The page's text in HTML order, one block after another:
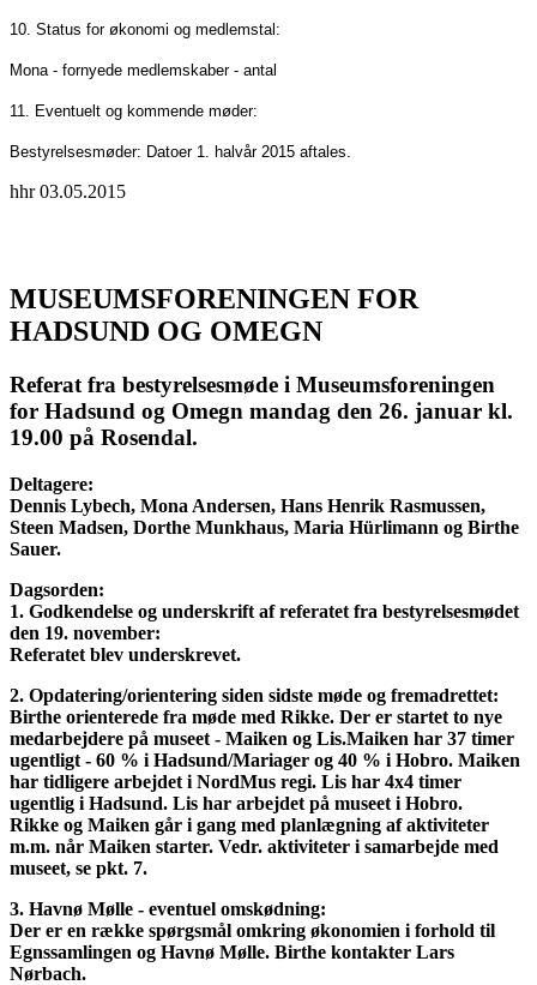
10. Status for økonomi og medlemstal:
Mona - fornyede medlemskaber - antal
11. Eventuelt og kommende møder:
Bestyrelsesmøder: Datoer 1. halvår 2015 aftales.
hhr 03.05.2015
MUSEUMSFORENINGEN FOR
HADSUND OG OMEGN
Referat fra bestyrelsesmøde i Museumsforeningen
for Hadsund og Omegn mandag den 26. januar kl.
19.00 på Rosendal.
Deltagere:
Dennis Lybech, Mona Andersen, Hans Henrik Rasmussen,
Steen Madsen, Dorthe Munkhaus, Maria Hürlimann og Birthe
Sauer.
Dagsorden:
1. Godkendelse og underskrift af referatet fra bestyrelsesmødet
den 19. november:
Referatet blev underskrevet.
2. Opdatering/orientering siden sidste møde og fremadrettet:
Birthe orienterede fra møde med Rikke. Der er startet to nye
medarbejdere på museet - Maiken og Lis.Maiken har 37 timer
ugentligt - 60 % i Hadsund/Mariager og 40 % i Hobro. Maiken
har tidligere arbejdet i NordMus regi. Lis har 4x4 timer
ugentlig i Hadsund. Lis har arbejdet på museet i Hobro.
Rikke og Maiken går i gang med planlægning af aktiviteter
m.m. når Maiken starter. Vedr. aktiviteter i samarbejde med
museet, se pkt. 7.
3. Havnø Mølle - eventuel omskødning:
Der er en række spørgsmål omkring økonomien i forhold til
Egnssamlingen og Havnø Mølle. Birthe kontakter Lars
Nørbach.